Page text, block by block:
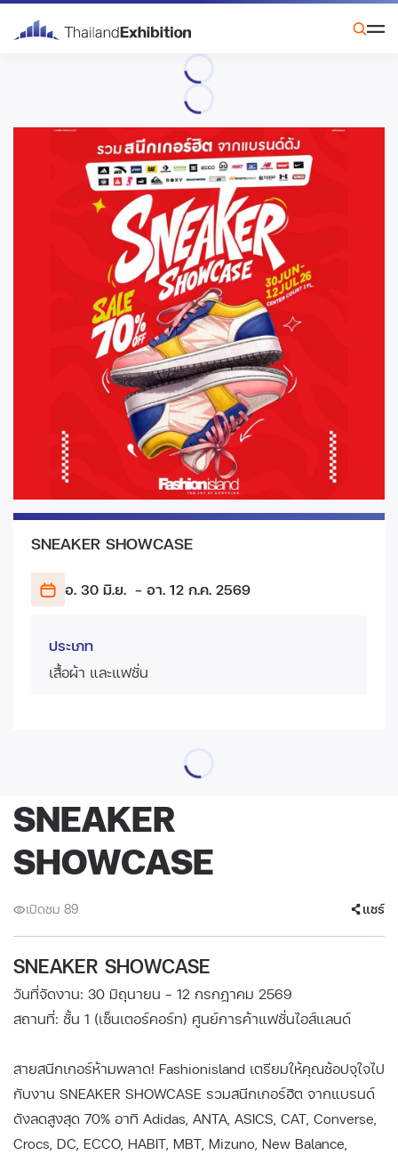
SNEAKER SHOWCASE
อ. 30 มิ.ย. - อา. 12 ก.ค. 2569
ประเภท
เสื้อผ้า และแฟชั่น
SNEAKER
SHOWCASE
เปิดชม 89 แชร์
SNEAKER SHOWCASE
วันที่จัดงาน: 30 มิถุนายน - 12 กรกฎาคม 2569
สถานที่: ชั้น 1 (เซ็นเตอร์คอร์ท) ศูนย์การค้าแฟชั่นไอส์แลนด์
สายสนีกเกอร์ห้ามพลาด! Fashionisland เตรียมให้คุณช้อปจุใจไป
กับงาน SNEAKER SHOWCASE รวมสนีกเกอร์ฮิต จากแบรนด์
ดังลดสูงสุด 70% อาทิ Adidas, ANTA, ASICS, CAT, Converse,
Crocs, DC, ECCO, HABIT, MBT, Mizuno, New Balance,